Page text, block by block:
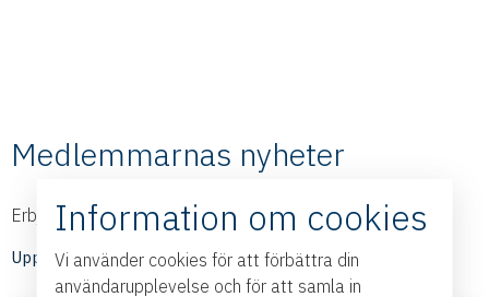
Medlemmarnas nyheter
Erbjudanden och nyheter från våra medlemmar
Upptäck medlemmarnas nyheter
Information om cookies
Vi använder cookies för att förbättra din
användarupplevelse och för att samla in